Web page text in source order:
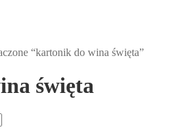
“kartonik do wina święta”
święta